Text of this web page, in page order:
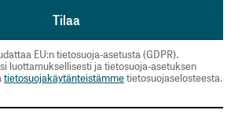
EU:n tietosuoja-asetusta (GDPR).
luottamuksellisesti ja tietosuoja-asetuksen
tietosuojakäytänteistämmetietosuojaselosteesta.